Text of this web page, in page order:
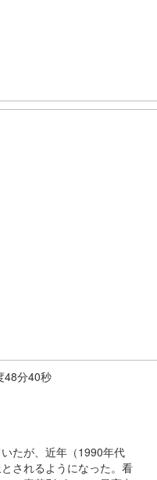
48分40秒
たが、近年（1990年代
されるようになった。看